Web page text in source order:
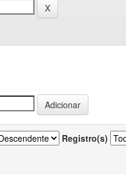
Registro(s)